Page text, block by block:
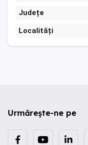
Județe
Localități
Urmărește-ne pe